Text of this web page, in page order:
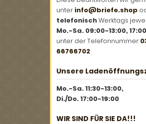
unter info@briefe.shop
telefonischWerktags
Mo.-Sa. 09:00-13:00,
unter der Telefonnummer
66766702
Unsere
Mo.-Sa. 11:30-13:00,
Di./Do. 17:00-19:00
WIR SIND FÜR SIE DA!!!